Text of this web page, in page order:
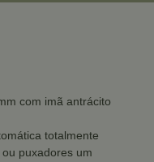
com imã antrácito
totalmente
puxadores um